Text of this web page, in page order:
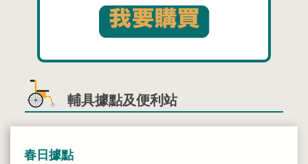
輔具據點及便利站
春日據點